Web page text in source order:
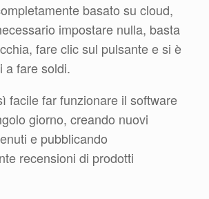
basato su cloud,
impostare nulla, basta
fare clic sul pulsante e si è
a fare soldi.
facile far funzionare il software
giorno, creando nuovi
e pubblicando
recensioni di prodotti